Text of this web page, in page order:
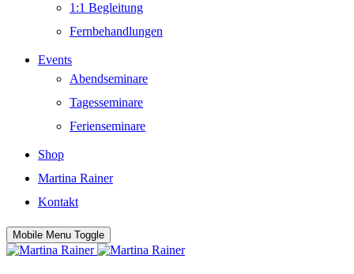
1:1 Begleitung
Fernbehandlungen
Events
Abendseminare
Tagesseminare
Ferienseminare
Shop
Martina Rainer
Kontakt
Mobile Menu Toggle